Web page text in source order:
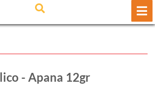
- Apana 12gr